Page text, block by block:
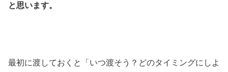
と思います。
最初に渡しておくと「いつ渡そう？どのタイミングにしよ